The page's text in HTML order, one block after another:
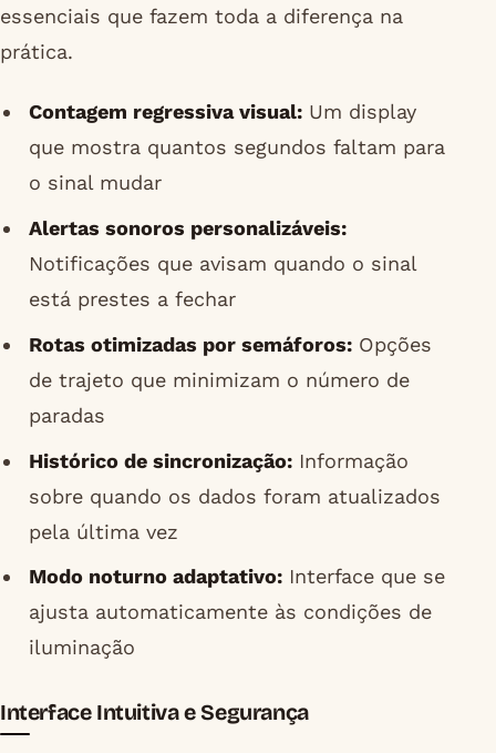
essenciais que fazem toda a diferença na
prática.
Contagem regressiva visual:Um display
que mostra quantos segundos faltam para
o sinal mudar
Alertas sonoros personalizáveis:
Notificações que avisam quando o sinal
está prestes a fechar
Rotas otimizadas por semáforos:Opções
de trajeto que minimizam o número de
paradas
Histórico de sincronização:Informação
sobre quando os dados foram atualizados
pela última vez
Modo noturno adaptativo:Interface que se
ajusta automaticamente às condições de
iluminação
Interface Intuitiva e Segurança